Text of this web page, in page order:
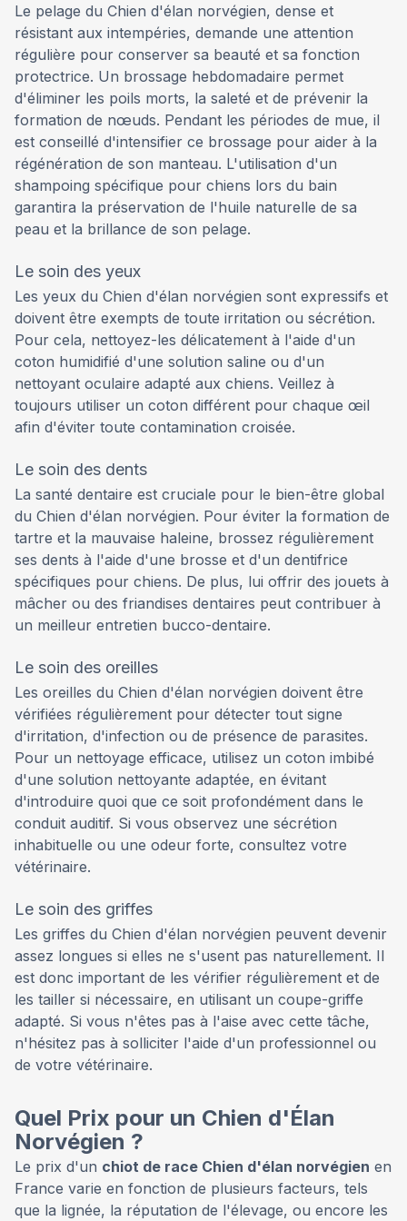
Le pelage du Chien d'élan norvégien, dense et
résistant aux intempéries, demande une attention
régulière pour conserver sa beauté et sa fonction
protectrice. Un brossage hebdomadaire permet
d'éliminer les poils morts, la saleté et de prévenir la
formation de nœuds. Pendant les périodes de mue, il
est conseillé d'intensifier ce brossage pour aider à la
régénération de son manteau. L'utilisation d'un
shampoing spécifique pour chiens lors du bain
garantira la préservation de l'huile naturelle de sa
peau et la brillance de son pelage.
Le soin des yeux
Les yeux du Chien d'élan norvégien sont expressifs et
doivent être exempts de toute irritation ou sécrétion.
Pour cela, nettoyez-les délicatement à l'aide d'un
coton humidifié d'une solution saline ou d'un
nettoyant oculaire adapté aux chiens. Veillez à
toujours utiliser un coton différent pour chaque œil
afin d'éviter toute contamination croisée.
Le soin des dents
La santé dentaire est cruciale pour le bien-être global
du Chien d'élan norvégien. Pour éviter la formation de
tartre et la mauvaise haleine, brossez régulièrement
ses dents à l'aide d'une brosse et d'un dentifrice
spécifiques pour chiens. De plus, lui offrir des jouets à
mâcher ou des friandises dentaires peut contribuer à
un meilleur entretien bucco-dentaire.
Le soin des oreilles
Les oreilles du Chien d'élan norvégien doivent être
vérifiées régulièrement pour détecter tout signe
d'irritation, d'infection ou de présence de parasites.
Pour un nettoyage efficace, utilisez un coton imbibé
d'une solution nettoyante adaptée, en évitant
d'introduire quoi que ce soit profondément dans le
conduit auditif. Si vous observez une sécrétion
inhabituelle ou une odeur forte, consultez votre
vétérinaire.
Le soin des griffes
Les griffes du Chien d'élan norvégien peuvent devenir
assez longues si elles ne s'usent pas naturellement. Il
est donc important de les vérifier régulièrement et de
les tailler si nécessaire, en utilisant un coupe-griffe
adapté. Si vous n'êtes pas à l'aise avec cette tâche,
n'hésitez pas à solliciter l'aide d'un professionnel ou
de votre vétérinaire.
Quel Prix pour un Chien d'Élan
Norvégien ?
Le prix d'un chiot de race Chien d'élan norvégien en
France varie en fonction de plusieurs facteurs, tels
que la lignée, la réputation de l'élevage, ou encore les